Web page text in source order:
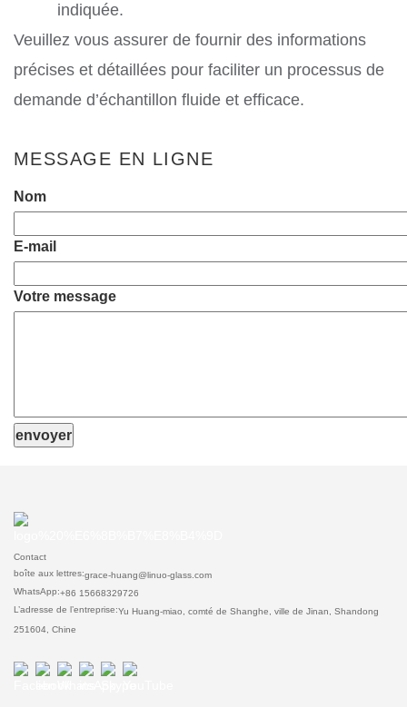
indiquée.
Veuillez vous assurer de fournir des informations
précises et détaillées pour faciliter un processus de
demande d’échantillon fluide et efficace.
MESSAGE EN LIGNE
Nom
E-mail
Votre message
envoyer
Contact
boîte aux lettres:grace-huang@linuo-glass.com
WhatsApp:+86 15668329726
L’adresse de l’entreprise:Yu Huang-miao, comté de Shanghe, ville de Jinan, Shandong
251604, Chine